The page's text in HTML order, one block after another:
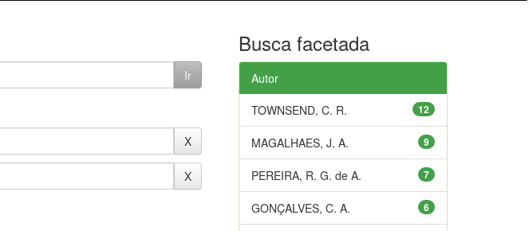
Busca facetada
Autor
12
TOWNSEND, C. R.
9
MAGALHAES, J. A.
7
PEREIRA, R. G. de A.
6
GONÇALVES, C. A.